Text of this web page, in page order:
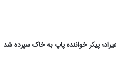
پیکر خواننده پاپ به خاک سپرده شد